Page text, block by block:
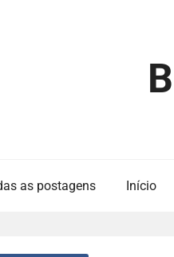
as postagens Início